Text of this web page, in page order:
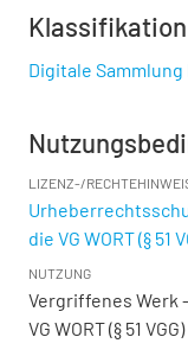
Klassifikation
Digitale
LIZENZ-/
die VG WORT (§ 51
NUTZUNG
Vergriffenes Werk
VG WORT (§ 51 VGG)